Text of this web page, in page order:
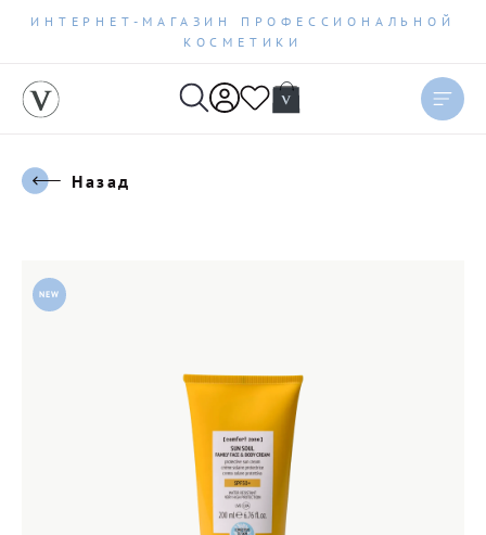
ИНТЕРНЕТ-МАГАЗИН ПРОФЕССИОНАЛЬНОЙ
КОСМЕТИКИ
Назад
NEW